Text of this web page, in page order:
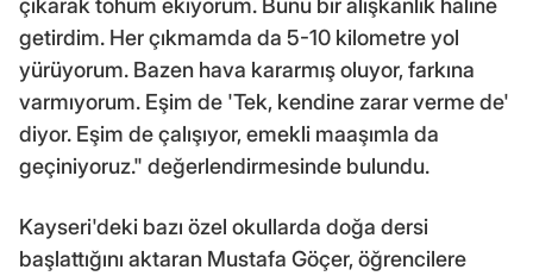
çıkarak tohum ekiyorum. Bunu bir alışkanlık haline
getirdim. Her çıkmamda da 5-10 kilometre yol
yürüyorum. Bazen hava kararmış oluyor, farkına
varmıyorum. Eşim de 'Tek, kendine zarar verme de'
diyor. Eşim de çalışıyor, emekli maaşımla da
geçiniyoruz." değerlendirmesinde bulundu.
Kayseri'deki bazı özel okullarda doğa dersi
başlattığını aktaran Mustafa Göçer, öğrencilere